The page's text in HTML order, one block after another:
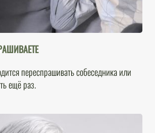
переспрашивать собеседника или
ещё раз.